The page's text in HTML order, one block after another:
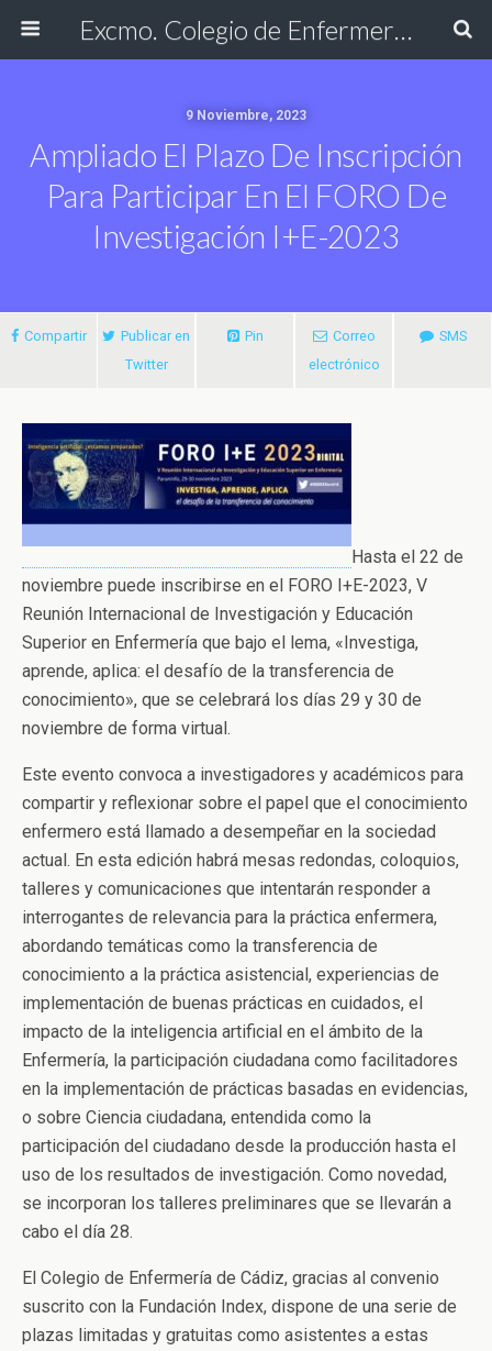
Excmo. Colegio de Enfermería de Cádiz
9 Noviembre, 2023
Ampliado El Plazo De Inscripción
Para Participar En El FORO De
Investigación I+E-2023
Compartir
Publicar en
Twitter
Pin
Correo
electrónico
SMS
Hasta el 22 de
noviembre puede inscribirse en el FORO I+E-2023, V
Reunión Internacional de Investigación y Educación
Superior en Enfermería que bajo el lema, «Investiga,
aprende, aplica: el desafío de la transferencia de
conocimiento», que se celebrará los días 29 y 30 de
noviembre de forma virtual.
Este evento convoca a investigadores y académicos para
compartir y reflexionar sobre el papel que el conocimiento
enfermero está llamado a desempeñar en la sociedad
actual. En esta edición habrá mesas redondas, coloquios,
talleres y comunicaciones que intentarán responder a
interrogantes de relevancia para la práctica enfermera,
abordando temáticas como la transferencia de
conocimiento a la práctica asistencial, experiencias de
implementación de buenas prácticas en cuidados, el
impacto de la inteligencia artificial en el ámbito de la
Enfermería, la participación ciudadana como facilitadores
en la implementación de prácticas basadas en evidencias,
o sobre Ciencia ciudadana, entendida como la
participación del ciudadano desde la producción hasta el
uso de los resultados de investigación. Como novedad,
se incorporan los talleres preliminares que se llevarán a
cabo el día 28.
El Colegio de Enfermería de Cádiz, gracias al convenio
suscrito con la Fundación Index, dispone de una serie de
plazas limitadas y gratuitas como asistentes a estas